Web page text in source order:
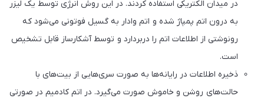
در میدان الکتریکی استفاده کردند. در این روش انرژی توسط یک لیزر
به درون اتم پمپاژ شده و اتم وادار به گسیل فوتونی می‌شود که
رونوشتی از اطلاعات اتم را دربردارد و توسط آشکارساز قابل تشخیص
است.
ذخیره اطلاعات در رایانه‌ها به صورت سری‌هایی از بیت‌های با
حالت‌های روشن و خاموش صورت می‌گیرد. در اتم کادمیم در صورتی